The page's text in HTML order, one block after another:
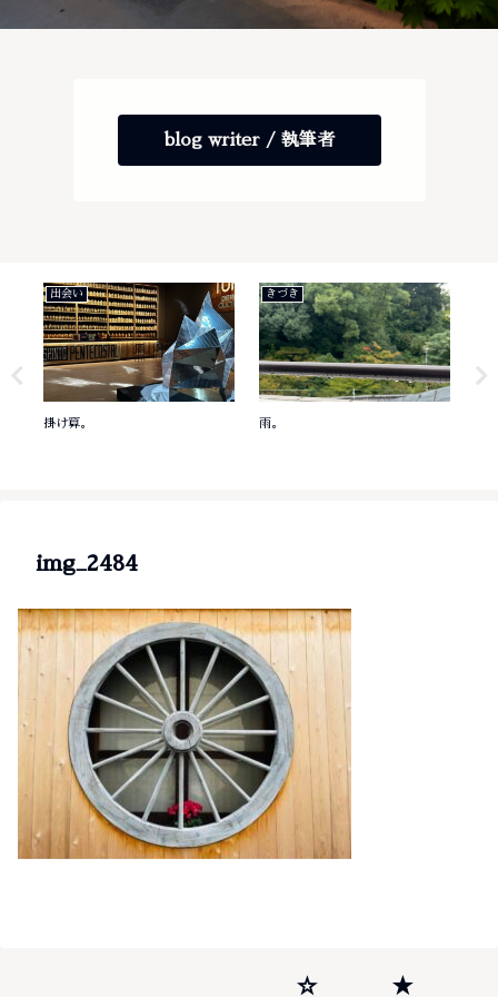
blog writer / 執筆者
出会い
掛け算。
きづき
雨。
img_2484
☆ ★